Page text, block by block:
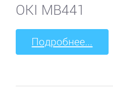
OKI MB441
Подробнее...